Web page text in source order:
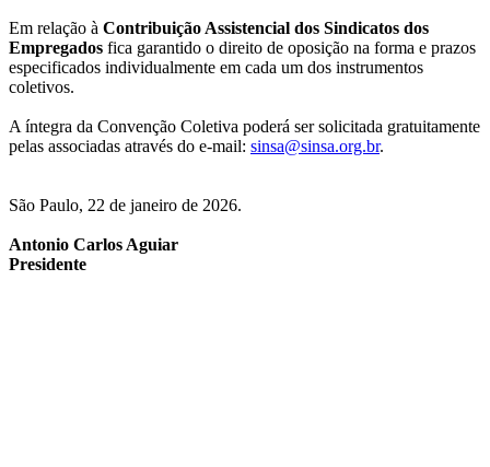
Em relação à Contribuição Assistencial dos Sindicatos dos
Empregados fica garantido o direito de oposição na forma e prazos
especificados individualmente em cada um dos instrumentos
coletivos.
A íntegra da Convenção Coletiva poderá ser solicitada gratuitamente
pelas associadas através do e-mail: sinsa@sinsa.org.br.
São Paulo, 22 de janeiro de 2026.
Antonio Carlos Aguiar
Presidente